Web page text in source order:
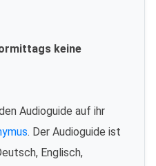
keine
Audioguide auf ihr
. Der Audioguide ist
Englisch,